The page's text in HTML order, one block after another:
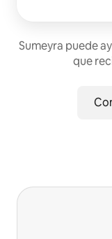
Sumeyra puede
que